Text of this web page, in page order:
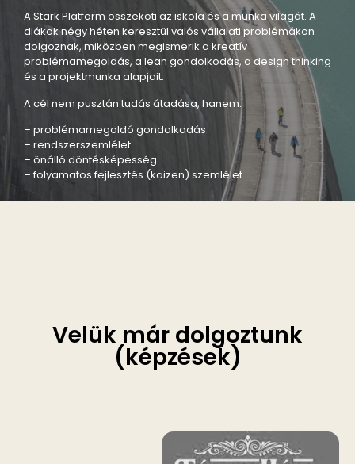
A Stark Platform összeköti az iskola és a munka világát. A
diákok négy héten keresztül valós vállalati problémákon
dolgoznak, miközben megismerik a kreatív
problémamegoldás, a lean gondolkodás, a design thinking
és a projektmunka alapjait.
A cél nem pusztán tudás átadása, hanem:
– problémamegoldó gondolkodás
– rendszerszemlélet
– önálló döntésképesség
– folyamatos fejlesztés (kaizen) szemlélet
Velük már dolgoztunk
(képzések)